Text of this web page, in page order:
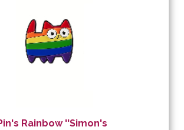
Rainbow ''Simon's